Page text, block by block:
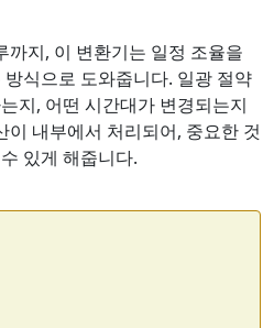
지, 이 변환기는 일정 조율을
식으로 도와줍니다. 일광 절약
지, 어떤 시간대가 변경되는지
이 내부에서 처리되어, 중요한 것
있게 해줍니다.